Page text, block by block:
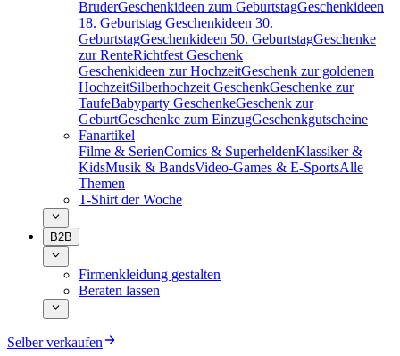
BruderGeschenkideen zum GeburtstagGeschenkideen
18. Geburtstag Geschenkideen 30.
GeburtstagGeschenkideen 50. GeburtstagGeschenke
zur RenteRichtfest Geschenk
Geschenkideen zur HochzeitGeschenk zur goldenen
HochzeitSilberhochzeit GeschenkGeschenke zur
TaufeBabyparty GeschenkeGeschenk zur
GeburtGeschenke zum EinzugGeschenkgutscheine
Fanartikel
Filme & SerienComics & SuperheldenKlassiker &
KidsMusik & BandsVideo-Games & E-SportsAlle
Themen
T-Shirt der Woche
B2B
Firmenkleidung gestalten
Beraten lassen
Selber verkaufen